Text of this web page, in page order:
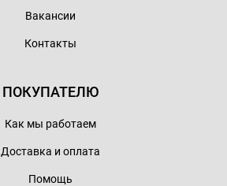
Вакансии
Контакты
ПОКУПАТЕЛЮ
Как мы работаем
Доставка и оплата
Помощь